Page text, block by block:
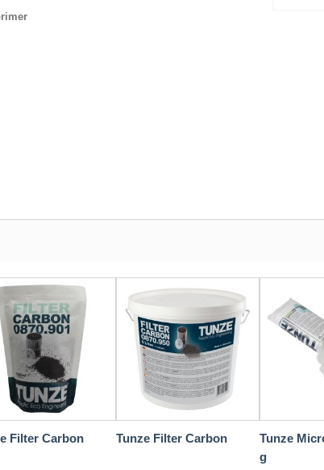
Filter Carbon Tunze Filter Carbon
Tunze
g